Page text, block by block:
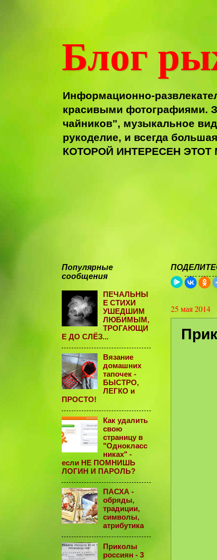
Блог
Информационно-
красивыми фотографиями.
чайников", музыкальное
рукоделие, и всегда
КОТОРОЙ ИНТЕРЕСЕН ЭТОТ
25 мая 2014
Популярные
сообщения
ПЕЧАЛЬНЫ
Е СТИХИ
УШЕДШИМ
ЛЮБИМЫМ,
ТРОГАЮЩИ
Е ДО СЛЁЗ...
Вязание
домашних
тапочек -
БЫСТРО,
ЛЕГКО и
ПРОСТО!
Как удалить
свою
страницу в
"Однокласс
никах" -
если НЕ ПОМНИШЬ
ЛОГИН И ПАРОЛЬ?
ПАСХА -
обряды,
традиции,
символы,
атрибутика
Приколы
россиян - 3